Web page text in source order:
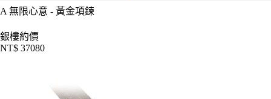
A 無限心意 - 黃金項鍊
銀樓約價
NT$ 37080